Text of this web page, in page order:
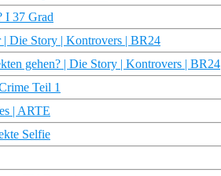
I 37 Grad
| Die Story | Kontrovers | BR24
gehen? | Die Story | Kontrovers | BR24
Teil 1
| ARTE
Selfie